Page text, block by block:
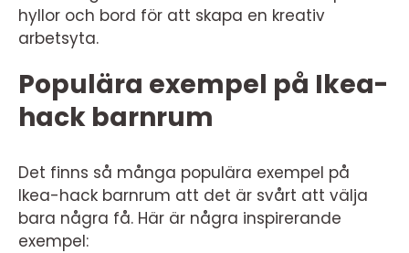
hyllor och bord för att skapa en kreativ
arbetsyta.
Populära exempel på Ikea-
hack barnrum
Det finns så många populära exempel på
Ikea-hack barnrum att det är svårt att välja
bara några få. Här är några inspirerande
exempel: